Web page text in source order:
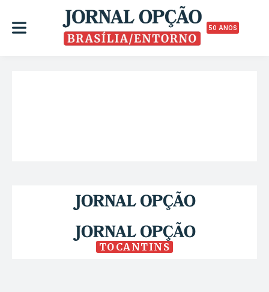
50 ANOS
TOCANTINS